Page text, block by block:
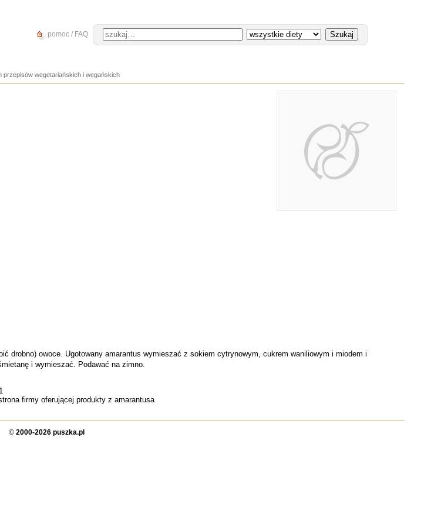
pomoc / FAQ
przepisów wegetariańskich i wegańskich
drobno) owoce. Ugotowany amarantus wymieszać z sokiem cytrynowym, cukrem waniliowym i miodem i
i wymieszać. Podawać na zimno.
firmy oferującej produkty z amarantusa
© 2000-2026 puszka.pl